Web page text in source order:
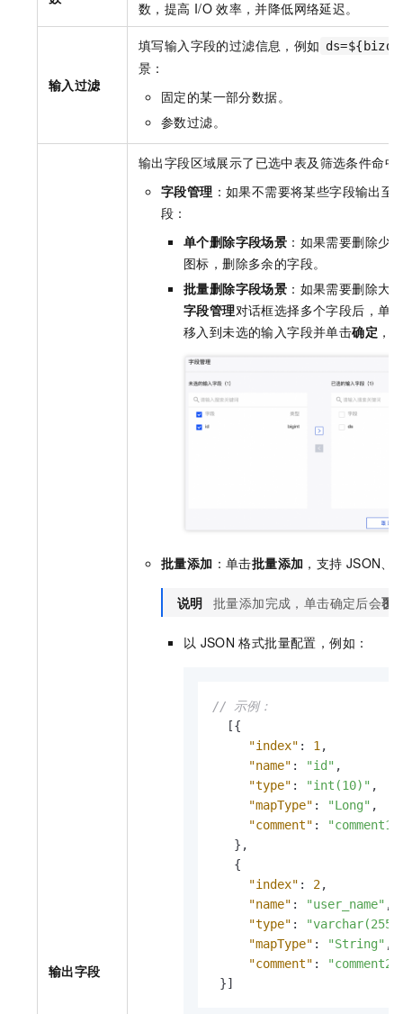
数，提高 I/O 效率，并降低网络延迟。
输入过滤
填写输入字段的过滤信息，例如
景：
固定的某一部分数据。
参数过滤。
输出字段
输出字段区域展示了已选中表及筛选条件命
字段管理 ：如果不需要将某些字段输出
段：
单个删除字段场景 ：如果需要删除少
图标，删除多余的字段。
批量删除字段场景 ：如果需要删除大
字段管理对话框选择多个字段后，单击
移入到未选的输入字段并单击确定 ，
批量添加 ：单击批量添加 ，支持 JSON、
说明 批量添加完成，单击确定后会覆
以 JSON 格式批量配置，例如：
// 示例：
[{
"index" : 1 ,
"name" : "id" ,
"type" : "int(10)" ,
"mapType" : "Long" ,
"comment" :
"comment1"
} ,
{
"index" : 2,
"name" : "user_name" ,
"type" :
"mapType" : "String" ,
"comment" :
"comment2"
}]